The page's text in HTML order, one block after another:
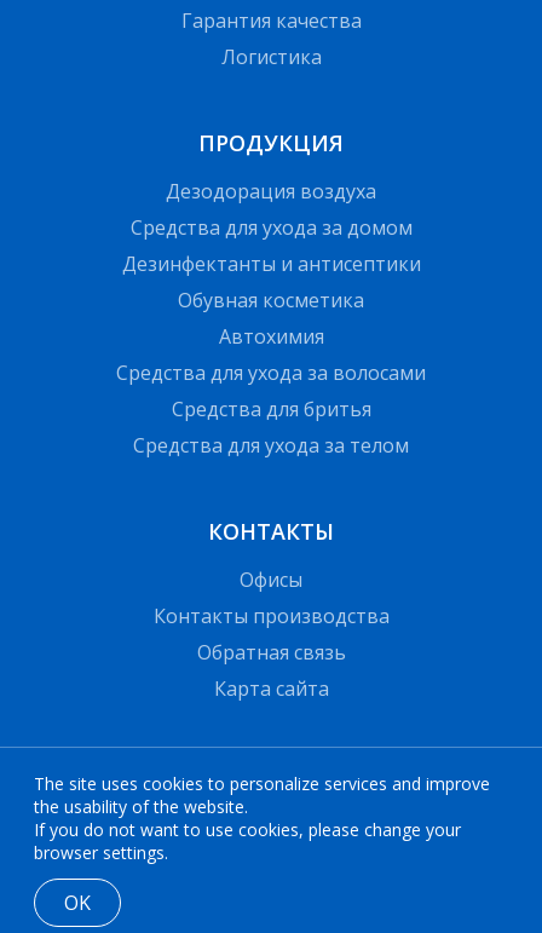
Гарантия качества
Логистика
ПРОДУКЦИЯ
Дезодорация воздуха
Средства для ухода за домом
Дезинфектанты и антисептики
Обувная косметика
Автохимия
Средства для ухода за волосами
Средства для бритья
Средства для ухода за телом
КОНТАКТЫ
Офисы
Контакты производства
Обратная связь
Карта сайта
The site uses cookies to personalize services and improve
the usability of the website.
If you do not want to use cookies, please change your
browser settings.
OK